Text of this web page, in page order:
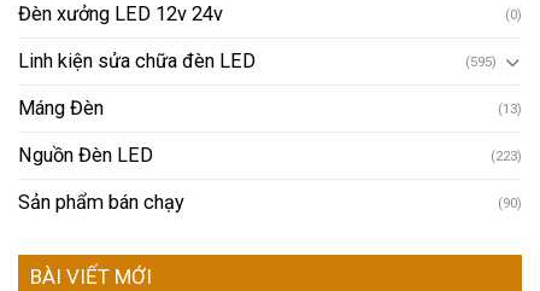
Đèn xưởng LED 12v 24v (0)
Linh kiện sửa chữa đèn LED (595)
Máng Đèn (13)
Nguồn Đèn LED (223)
Sản phẩm bán chạy (90)
BÀI VIẾT MỚI